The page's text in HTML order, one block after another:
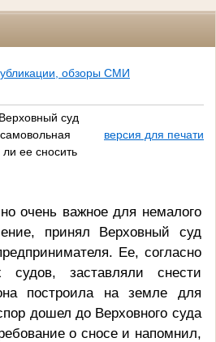
обзоры СМИ
суд
ее сносить
версия для печати
очень важное для немалого
принял Верховный суд
Ее, согласно
судов, заставляли снести
построила на земле для
дошел до Верховного суда
о сносе и напомнил,